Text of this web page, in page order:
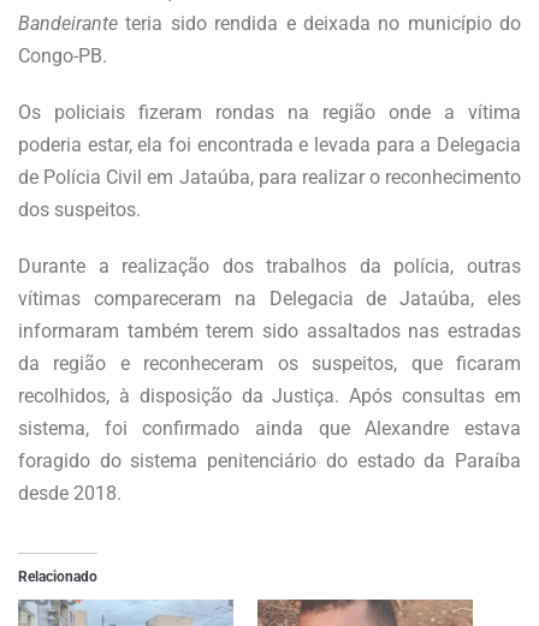
Bandeirante teria sido rendida e deixada no município do
Congo-PB.
Os policiais fizeram rondas na região onde a vítima
poderia estar, ela foi encontrada e levada para a Delegacia
de Polícia Civil em Jataúba, para realizar o reconhecimento
dos suspeitos.
Durante a realização dos trabalhos da polícia, outras
vítimas compareceram na Delegacia de Jataúba, eles
informaram também terem sido assaltados nas estradas
da região e reconheceram os suspeitos, que ficaram
recolhidos, à disposição da Justiça. Após consultas em
sistema, foi confirmado ainda que Alexandre estava
foragido do sistema penitenciário do estado da Paraíba
desde 2018.
Relacionado